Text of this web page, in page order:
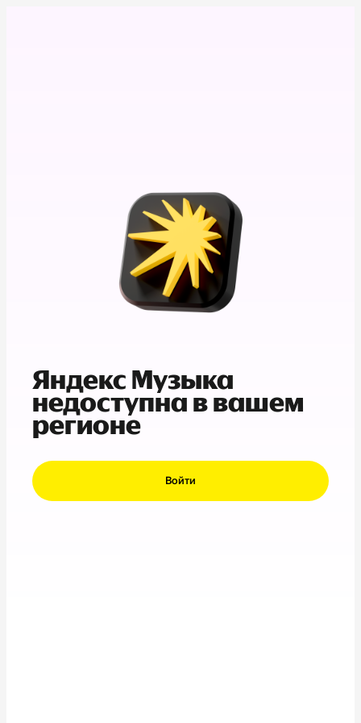
Яндекс Музыка
недоступна в вашем
регионе
Войти